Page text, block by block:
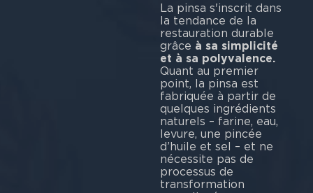
La pinsa s'inscrit dans
la tendance de la
restauration durable
grâce à sa simplicité
et à sa polyvalence.
Quant au premier
point, la pinsa est
fabriquée à partir de
quelques ingrédients
naturels – farine, eau,
levure, une pincée
d’huile et sel – et ne
nécessite pas de
processus de
transformation